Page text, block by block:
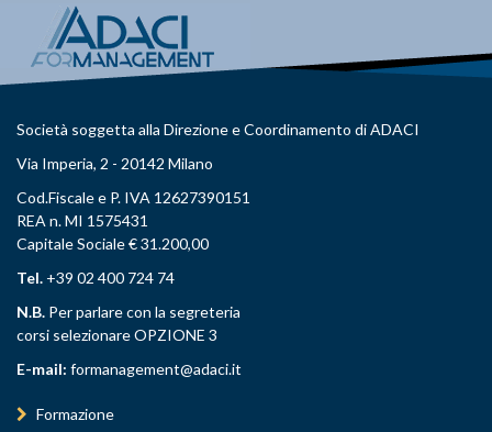
Società soggetta alla Direzione e Coordinamento di ADACI
Via Imperia, 2 - 20142 Milano
Cod.Fiscale e P. IVA 12627390151
REA n. MI 1575431
Capitale Sociale € 31.200,00
Tel. +39 02 400 724 74
N.B. Per parlare con la segreteria
corsi selezionare OPZIONE 3
E-mail: formanagement@adaci.it
Formazione